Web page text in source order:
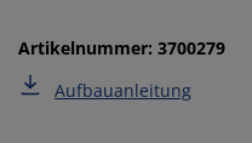
Artikelnummer: 3700279
Aufbauanleitung